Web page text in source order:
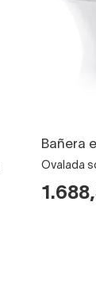
Bañera
Ovalada